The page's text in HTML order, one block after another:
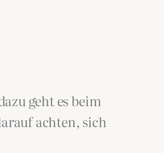
geht es beim
achten, sich